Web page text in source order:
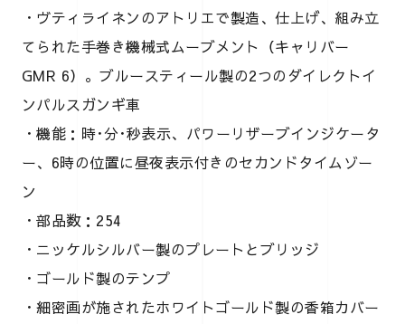
・ヴティライネンのアトリエで製造、仕上げ、組み立
てられた手巻き機械式ムーブメント（キャリバー
GMR 6）。ブルースティール製の2つのダイレクトイ
ンパルスガンギ車
・機能：時･分･秒表示、パワーリザーブインジケータ
ー、6時の位置に昼夜表示付きのセカンドタイムゾー
ン
・部品数：254
・ニッケルシルバー製のプレートとブリッジ
・ゴールド製のテンプ
・細密画が施されたホワイトゴールド製の香箱カバー